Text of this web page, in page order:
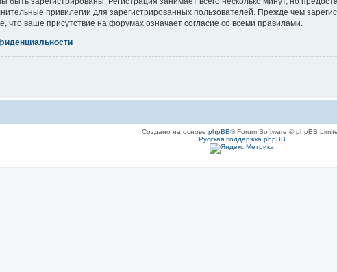
привилегии для зарегистрированных пользователей. Прежде чем
ваше присутствие на форумах означает согласие со всеми правилами.
Создано на основе phpBB® Forum Software © phpBB
Русская поддержка phpBB